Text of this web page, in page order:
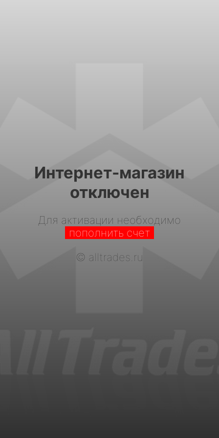
Интернет-магазин
отключен
Для активации необходимо
пополнить счет
© alltrades.ru